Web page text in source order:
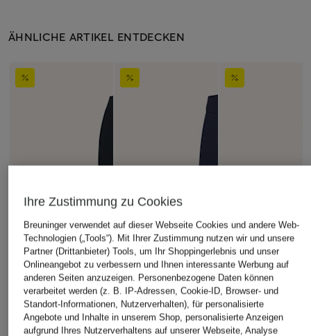
ÄHNLICHE ARTIKEL ENTDECKEN
Ihre Zustimmung zu Cookies
Breuninger verwendet auf dieser Webseite Cookies und andere Web-
Technologien („Tools“). Mit Ihrer Zustimmung nutzen wir und unsere
Partner (Drittanbieter) Tools, um Ihr Shoppingerlebnis und unser
Onlineangebot zu verbessern und Ihnen interessante Werbung auf
anderen Seiten anzuzeigen. Personenbezogene Daten können
verarbeitet werden (z. B. IP-Adressen, Cookie-ID, Browser- und
Standort-Informationen, Nutzerverhalten), für personalisierte
Angebote und Inhalte in unserem Shop, personalisierte Anzeigen
aufgrund Ihres Nutzerverhaltens auf unserer Webseite, Analyse